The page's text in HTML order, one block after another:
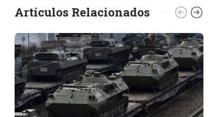
Artículos Relacionados